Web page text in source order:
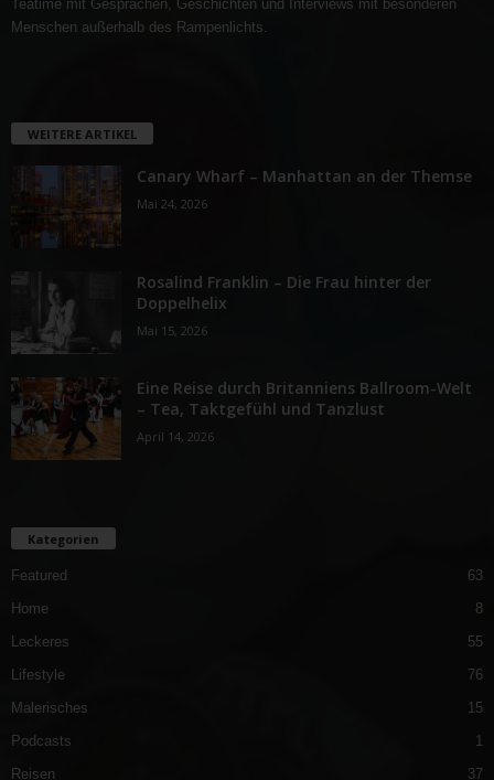
Teatime mit Gesprächen, Geschichten und Interviews mit besonderen
Menschen außerhalb des Rampenlichts.
WEITERE ARTIKEL
Canary Wharf – Manhattan an der Themse
Mai 24, 2026
Rosalind Franklin – Die Frau hinter der
Doppelhelix
Mai 15, 2026
Eine Reise durch Britanniens Ballroom-Welt
– Tea, Taktgefühl und Tanzlust
April 14, 2026
Kategorien
Featured
63
Home
8
Leckeres
55
Lifestyle
76
Malerisches
15
Podcasts
1
Reisen
37